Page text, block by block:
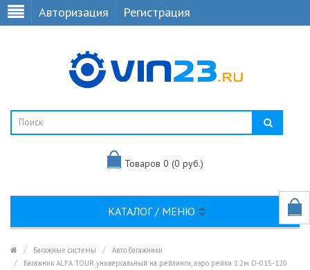
Авторизация Регистрация
Товаров 0 (0 руб.)
КАТАЛОГ / МЕНЮ
Багажные системы
Авто багажники
Багажник ALFA TOUR универсальный на рейлинги, аэро рейки 1.2м D-015-120